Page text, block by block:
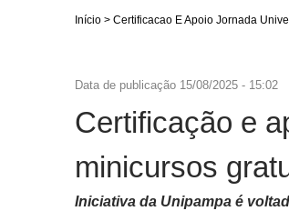
Início > Certificacao E Apoio Jornada
Data de publicação 15/08/2025 - 15:02
Certificação e
minicursos
Iniciativa da Unipampa é